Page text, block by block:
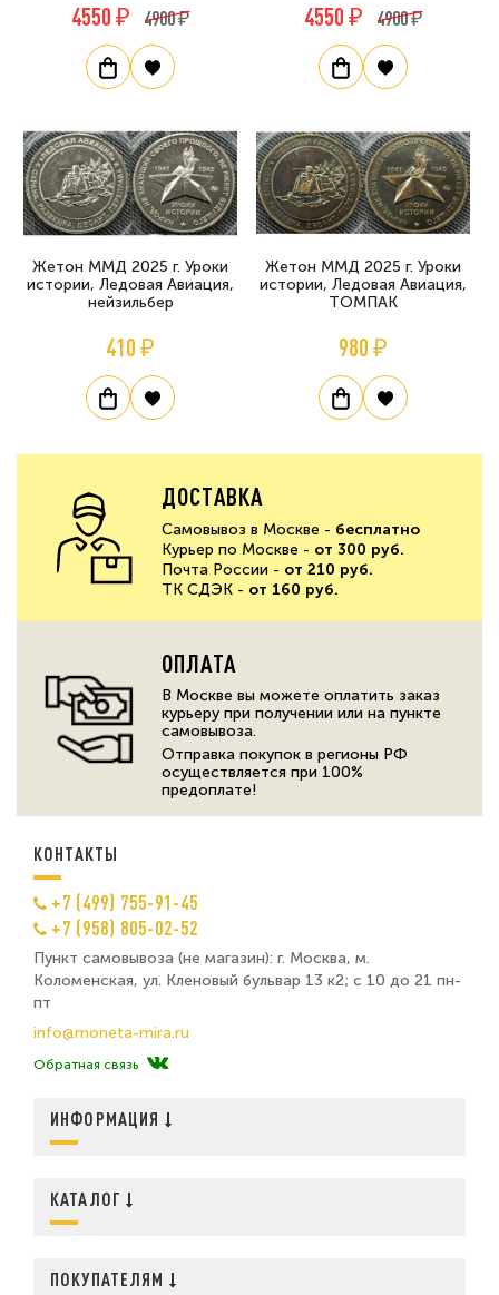
4550 ₽ 4900 ₽ 4550 ₽ 4900 ₽
Жетон ММД 2025 г. Уроки
истории, Ледовая Авиация,
нейзильбер
410 ₽
Жетон ММД 2025 г. Уроки
истории, Ледовая Авиация,
ТОМПАК
980 ₽
ДОСТАВКА
Самовывоз в Москве - бесплатно
Курьер по Москве - от 300 руб.
Почта России - от 210 руб.
ТК СДЭК - от 160 руб.
ОПЛАТА
В Москве вы можете оплатить заказ
курьеру при получении или на пункте
самовывоза.
Отправка покупок в регионы РФ
осуществляется при 100%
предоплате!
КОНТАКТЫ
+7 (499) 755-91-45
+7 (958) 805-02-52
Пункт самовывоза (не магазин): г. Москва, м.
Коломенская, ул. Кленовый бульвар 13 к2; с 10 до 21 пн-
пт
info@moneta-mira.ru
Обратная связь
ИНФОРМАЦИЯ
КАТАЛОГ
ПОКУПАТЕЛЯМ